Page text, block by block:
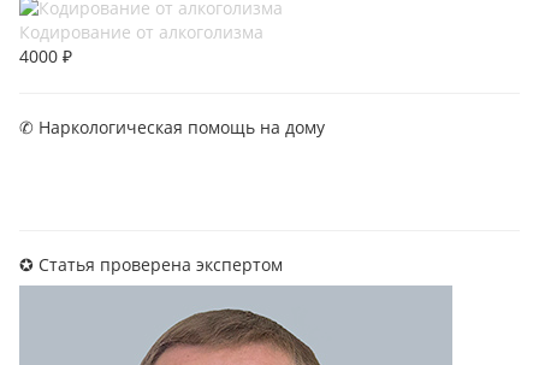
Кодирование от алкоголизма
4000 ₽
✆ Наркологическая помощь на дому
✪ Статья проверена экспертом